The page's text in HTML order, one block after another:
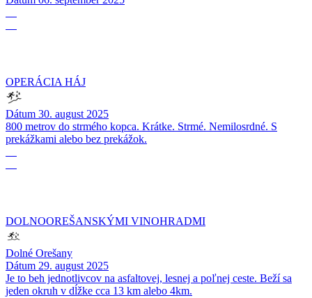
OPERÁCIA HÁJ
Dátum 30. august 2025
800 metrov do strmého kopca. Krátke. Strmé. Nemilosrdné. S
prekážkami alebo bez prekážok.
DOLNOOREŠANSKÝMI VINOHRADMI
Dolné Orešany
Dátum 29. august 2025
Je to beh jednotlivcov na asfaltovej, lesnej a poľnej ceste. Beží sa
jeden okruh v dĺžke cca 13 km alebo 4km.